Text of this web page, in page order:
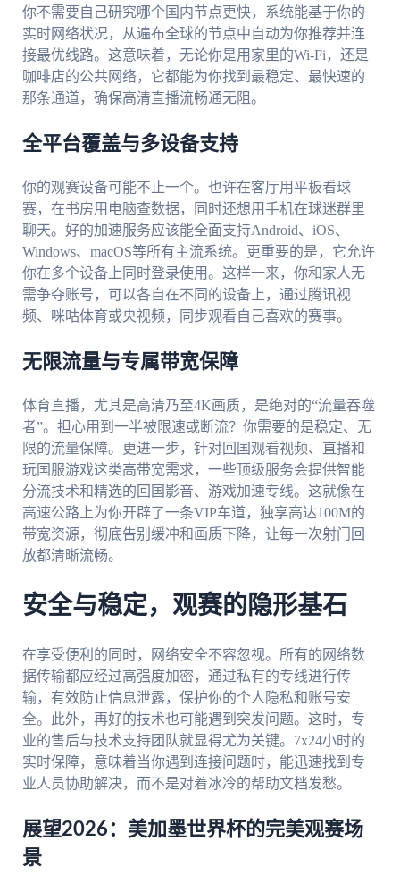
你不需要自己研究哪个国内节点更快，系统能基于你的
实时网络状况，从遍布全球的节点中自动为你推荐并连
接最优线路。这意味着，无论你是用家里的Wi-Fi，还是
咖啡店的公共网络，它都能为你找到最稳定、最快速的
那条通道，确保高清直播流畅通无阻。
全平台覆盖与多设备支持
你的观赛设备可能不止一个。也许在客厅用平板看球
赛，在书房用电脑查数据，同时还想用手机在球迷群里
聊天。好的加速服务应该能全面支持Android、iOS、
Windows、macOS等所有主流系统。更重要的是，它允许
你在多个设备上同时登录使用。这样一来，你和家人无
需争夺账号，可以各自在不同的设备上，通过腾讯视
频、咪咕体育或央视频，同步观看自己喜欢的赛事。
无限流量与专属带宽保障
体育直播，尤其是高清乃至4K画质，是绝对的“流量吞噬
者”。担心用到一半被限速或断流？你需要的是稳定、无
限的流量保障。更进一步，针对回国观看视频、直播和
玩国服游戏这类高带宽需求，一些顶级服务会提供智能
分流技术和精选的回国影音、游戏加速专线。这就像在
高速公路上为你开辟了一条VIP车道，独享高达100M的
带宽资源，彻底告别缓冲和画质下降，让每一次射门回
放都清晰流畅。
安全与稳定，观赛的隐形基石
在享受便利的同时，网络安全不容忽视。所有的网络数
据传输都应经过高强度加密，通过私有的专线进行传
输，有效防止信息泄露，保护你的个人隐私和账号安
全。此外，再好的技术也可能遇到突发问题。这时，专
业的售后与技术支持团队就显得尤为关键。7x24小时的
实时保障，意味着当你遇到连接问题时，能迅速找到专
业人员协助解决，而不是对着冰冷的帮助文档发愁。
展望2026：美加墨世界杯的完美观赛场
景